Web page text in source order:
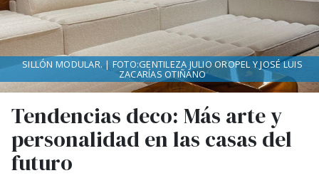
Tendencias deco: Más arte y
personalidad en las casas del
futuro
SILLÓN MODULAR. | FOTO:GENTILEZA JULIO OROPEL Y JOSÉ LUIS
ZACARÍAS OTIÑANO